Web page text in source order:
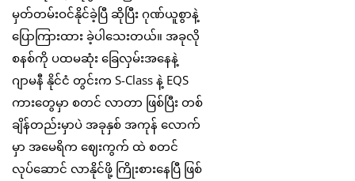
မှတ်တမ်းဝင်နိုင်ခဲ့ပြီ ဆိုပြီး ဂုဏ်ယူစွာနဲ့
ပြောကြားထား ခဲ့ပါသေးတယ်။ အခုလို
စနစ်ကို ပထမဆုံး ခြေလှမ်းအနေနဲ့
ဂျာမနီ နိုင်ငံ တွင်းက S-Class နဲ့ EQS
ကားတွေမှာ စတင် လာတာ ဖြစ်ပြီး တစ်
ချိန်တည်းမှာပဲ အခုနှစ် အကုန် လောက်
မှာ အမေရိက ဈေးကွက် ထဲ စတင်
လုပ်ဆောင် လာနိုင်ဖို့ ကြိုးစားနေပြီ ဖြစ်